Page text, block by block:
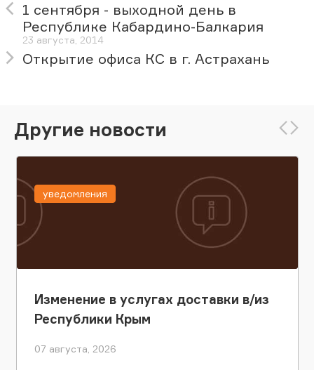
1 сентября - выходной день в
Республике Кабардино-Балкария
23 августа, 2014
Открытие офиса КС в г. Астрахань
Другие новости
Изменение в услугах доставки в/из
Республики Крым
07 августа, 2026
уведомления